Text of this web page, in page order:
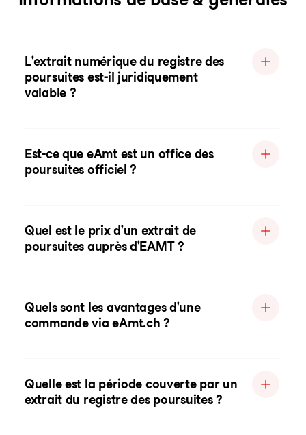
L'extrait numérique du registre des
poursuites est-il juridiquement
valable ?
Est-ce que eAmt est un office des
poursuites officiel ?
Quel est le prix d'un extrait de
poursuites auprès d'EAMT ?
Quels sont les avantages d'une
commande via eAmt.ch ?
Quelle est la période couverte par un
extrait du registre des poursuites ?